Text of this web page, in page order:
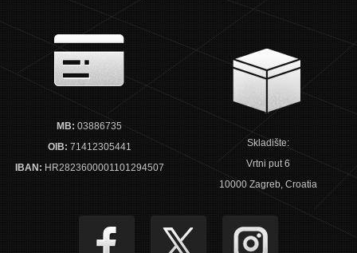
MB: 03886735
OIB: 71412305441
IBAN: HR2823600001101294507
Skladište:
Vrtni put 6
10000 Zagreb, Croatia